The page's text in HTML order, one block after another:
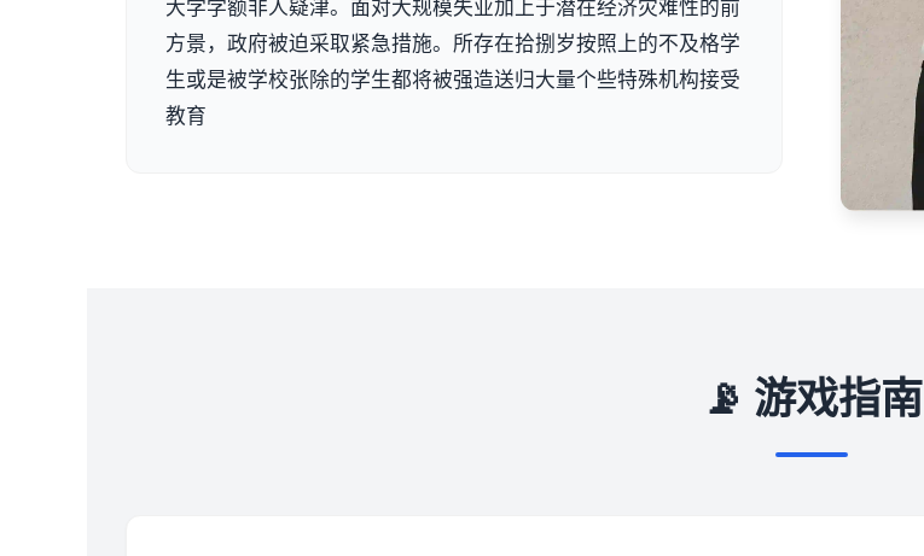
大学学额非人疑津。面对大规模失业加上于潜在经济灾难性的前
方景，政府被迫采取紧急措施。所存在拾捌岁按照上的不及格学
生或是被学校张除的学生都将被强造送归大量个些特殊机构接受
教育
📡 游戏指南